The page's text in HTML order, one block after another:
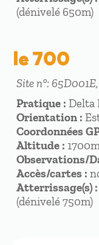
(dénivelé 650m)
le 700
Site n°:
Pratique : Delta
Orientation :
Coordonnées
Altitude :
Observations/
Accès/cartes :
Atterrissage(s) :
(dénivelé 750m)